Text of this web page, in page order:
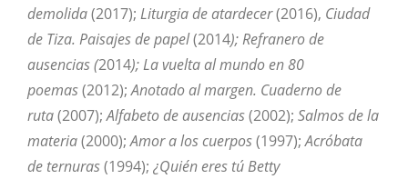
demolida(2017); Liturgia de atardecer(2016), Ciudad
de Tiza. Paisajes de papel(2014); Refranero de
ausencias (2014); La vuelta al mundo en 80
poemas(2012);Anotado al margen. Cuaderno de
ruta(2007);Alfabeto de ausencias(2002); Salmos de la
materia(2000);Amor a los cuerpos(1997);Acróbata
de ternuras(1994); ¿Quién eres tú Betty